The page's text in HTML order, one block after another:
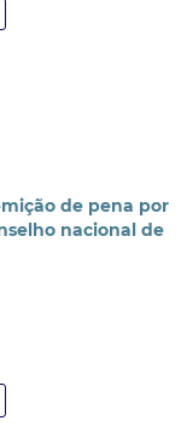
de pena por
nacional de